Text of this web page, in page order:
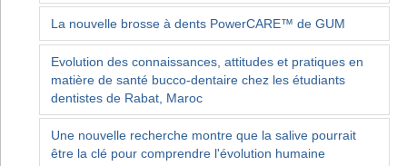
La nouvelle brosse à dents PowerCARE™ de GUM
Evolution des connaissances, attitudes et pratiques en
matière de santé bucco-dentaire chez les étudiants
dentistes de Rabat, Maroc
Une nouvelle recherche montre que la salive pourrait
être la clé pour comprendre l'évolution humaine